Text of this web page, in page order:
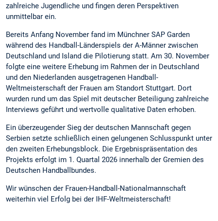
zahlreiche Jugendliche und fingen deren Perspektiven
unmittelbar ein.
Bereits Anfang November fand im Münchner SAP Garden
während des Handball-Länderspiels der A-Männer zwischen
Deutschland und Island die Pilotierung statt. Am 30. November
folgte eine weitere Erhebung im Rahmen der in Deutschland
und den Niederlanden ausgetragenen Handball-
Weltmeisterschaft der Frauen am Standort Stuttgart. Dort
wurden rund um das Spiel mit deutscher Beteiligung zahlreiche
Interviews geführt und wertvolle qualitative Daten erhoben.
Ein überzeugender Sieg der deutschen Mannschaft gegen
Serbien setzte schließlich einen gelungenen Schlusspunkt unter
den zweiten Erhebungsblock. Die Ergebnispräsentation des
Projekts erfolgt im 1. Quartal 2026 innerhalb der Gremien des
Deutschen Handballbundes.
Wir wünschen der Frauen-Handball-Nationalmannschaft
weiterhin viel Erfolg bei der IHF-Weltmeisterschaft!